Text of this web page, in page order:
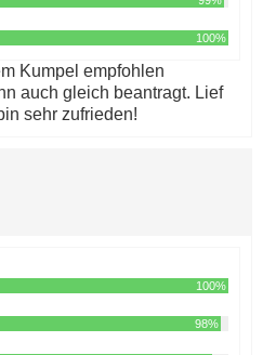
100%
Kumpel empfohlen
auch gleich beantragt. Lief
sehr zufrieden!
100%
98%